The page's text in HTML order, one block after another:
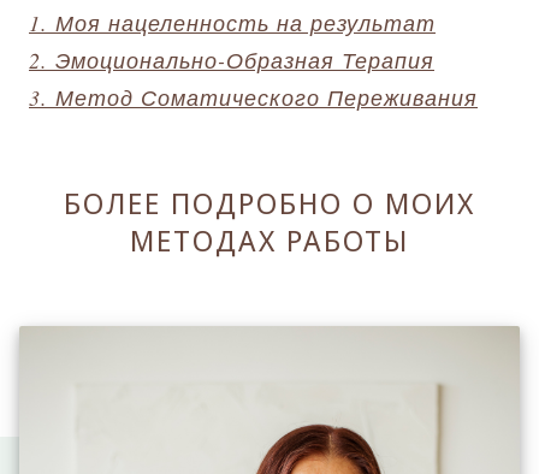
1. Моя нацеленность на результат
2. Эмоционально-Образная Терапия
3. Метод Соматического Переживания
БОЛЕЕ ПОДРОБНО О МОИХ
МЕТОДАХ РАБОТЫ